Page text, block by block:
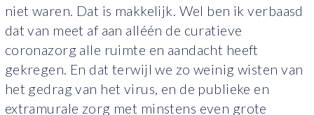
niet waren. Dat is makkelijk. Wel ben ik verbaasd
dat van meet af aan alléén de curatieve
coronazorg alle ruimte en aandacht heeft
gekregen. En dat terwijl we zo weinig wisten van
het gedrag van het virus, en de publieke en
extramurale zorg met minstens even grote